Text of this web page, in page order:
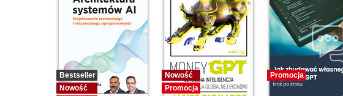
Bestseller
Nowość
Nowość
Promocja
Promocja